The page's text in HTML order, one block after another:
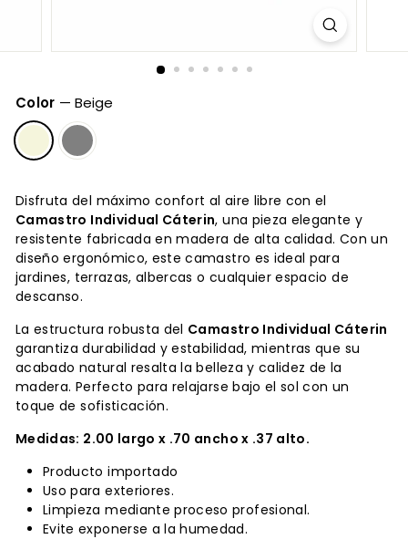
Color —Beige
Disfruta del máximo confort al aire libre con el
Camastro Individual Cáterin, una pieza elegante y
resistente fabricada en madera de alta calidad. Con un
diseño ergonómico, este camastro es ideal para
jardines, terrazas, albercas o cualquier espacio de
descanso.
La estructura robusta del Camastro Individual Cáterin
garantiza durabilidad y estabilidad, mientras que su
acabado natural resalta la belleza y calidez de la
madera. Perfecto para relajarse bajo el sol con un
toque de sofisticación.
Medidas: 2.00 largo x .70 ancho x .37 alto.
Producto importado
Uso para exteriores.
Limpieza mediante proceso profesional.
Evite exponerse a la humedad.